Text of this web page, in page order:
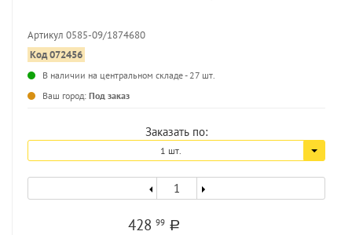
Артикул 0585-09/1874680
Код 072456
В наличии на центральном складе - 27 шт.
Ваш город: Под заказ
Заказать по:
1 шт.
42899 a